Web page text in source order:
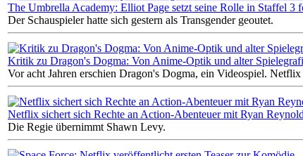
The Umbrella Academy: Elliot Page setzt seine Rolle in Staffel 3
Der Schauspieler hatte sich gestern als Transgender geoutet.
Kritik zu Dragon's Dogma: Von Anime-Optik und alter
Vor acht Jahren erschien Dragon's Dogma, ein Videospiel.
Netflix sichert sich Rechte an Action-Abenteuer mit Ryan
Die Regie übernimmt Shawn Levy.